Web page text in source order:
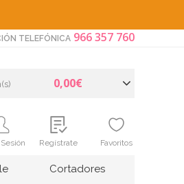
TELEFÓNICA 966 357 760
0,00€
Regístrate Favoritos
Cortadores